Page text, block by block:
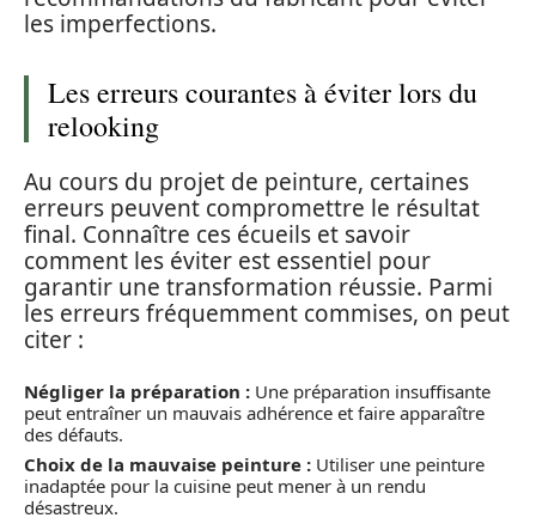
les imperfections.
Les erreurs courantes à éviter lors du
relooking
Au cours du projet de peinture, certaines
erreurs peuvent compromettre le résultat
final. Connaître ces écueils et savoir
comment les éviter est essentiel pour
garantir une transformation réussie. Parmi
les erreurs fréquemment commises, on peut
citer :
Négliger la préparation : Une préparation insuffisante
peut entraîner un mauvais adhérence et faire apparaître
des défauts.
Choix de la mauvaise peinture : Utiliser une peinture
inadaptée pour la cuisine peut mener à un rendu
désastreux.